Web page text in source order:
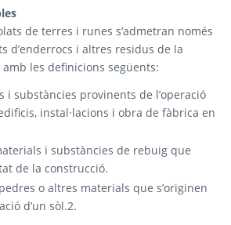
de terres i runes s’admetran només
d’enderrocs i altres residus de la
amb les definicions següents:
i substàncies provinents de l’operació
instal·lacions i obra de fàbrica en
i substàncies de rebuig que
de la construcció.
o altres materials que s’originen
d’un sòl.2.